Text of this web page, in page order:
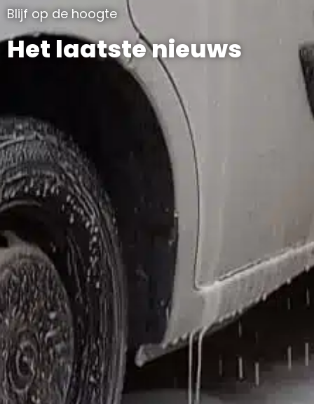
Blijf op de hoogte
Het laatste nieuws